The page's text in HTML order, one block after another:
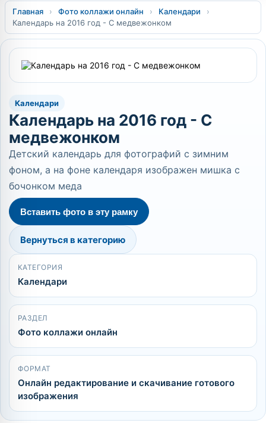
Главная › Фото коллажи онлайн › Календари
›
Календарь на 2016 год - С медвежонком
Календари
Календарь на 2016 год - С
медвежонком
Детский календарь для фотографий с зимним
фоном, а на фоне календаря изображен мишка с
бочонком меда
Вставить фото в эту рамку
Вернуться в категорию
КАТЕГОРИЯ
Календари
РАЗДЕЛ
Фото коллажи онлайн
ФОРМАТ
Онлайн редактирование и скачивание готового
изображения